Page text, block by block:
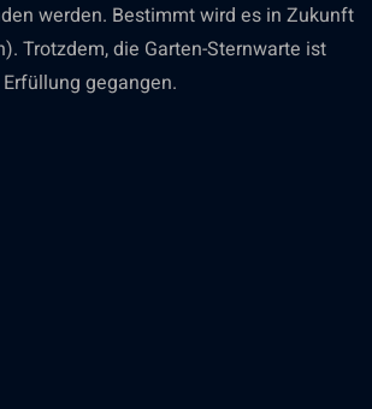
werden. Bestimmt wird es in Zukunft
Trotzdem, die Garten-Sternwarte ist
gegangen.